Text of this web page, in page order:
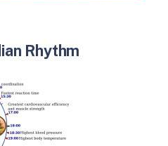
Rhythm